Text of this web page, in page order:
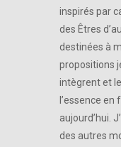
inspirés par
des Êtres
destinées à
propositions
intègrent et
l’essence en
aujourd’hui.
des autres